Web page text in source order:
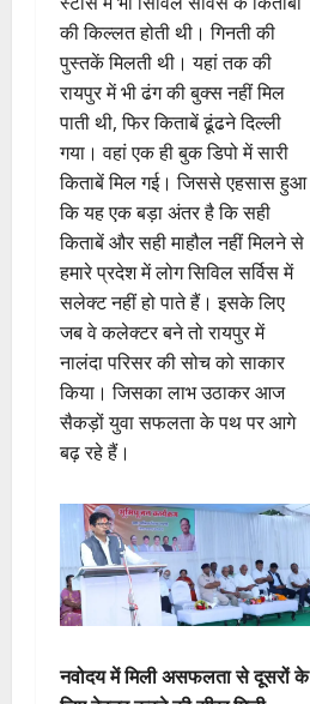
की किल्लत होती थी। गिनती की
पुस्तकें मिलती थी। यहां तक की
रायपुर में भी ढंग की बुक्स नहीं मिल
पाती थी, फिर किताबें ढूंढने दिल्ली
गया। वहां एक ही बुक डिपो में सारी
किताबें मिल गई। जिससे एहसास हुआ
कि यह एक बड़ा अंतर है कि सही
किताबें और सही माहौल नहीं मिलने से
हमारे प्रदेश में लोग सिविल सर्विस में
सलेक्ट नहीं हो पाते हैं। इसके लिए
जब वे कलेक्टर बने तो रायपुर में
नालंदा परिसर की सोच को साकार
किया। जिसका लाभ उठाकर आज
सैकड़ों युवा सफलता के पथ पर आगे
बढ़ रहे हैं।
नवोदय में मिली असफलता से दूसरों के